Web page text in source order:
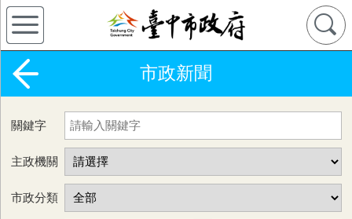
市政新聞
關鍵字
主政機關
市政分類